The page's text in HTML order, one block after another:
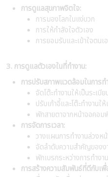
การดูแลสุขภาพจิตใจ:
การมองโลกในแง่บวก
การให้กำลังใจตัวเอง
การยอมรับและเข้าใจตนเ
3. การดูแลตัวเองในที่ทำงาน:
การปรับสภาพแวดล้อมในการท
จัดโต๊ะทำงานให้เป็นระเบีย
ปรับเก้าอี้และโต๊ะทำงานใ
พักสายตาจากหน้าจอคอม
การจัดการเวลา:
วางแผนการทำงานล่วงห
จัดลำดับความสำคัญของง
พักเบรกระหว่างการทำงาน
การสร้างความสัมพันธ์ที่ดีกับเพื่